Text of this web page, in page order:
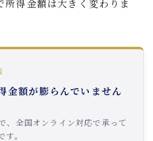
得金額は大きく変わりま
金額が膨らんでいません
、全国オンライン対応で承って
。